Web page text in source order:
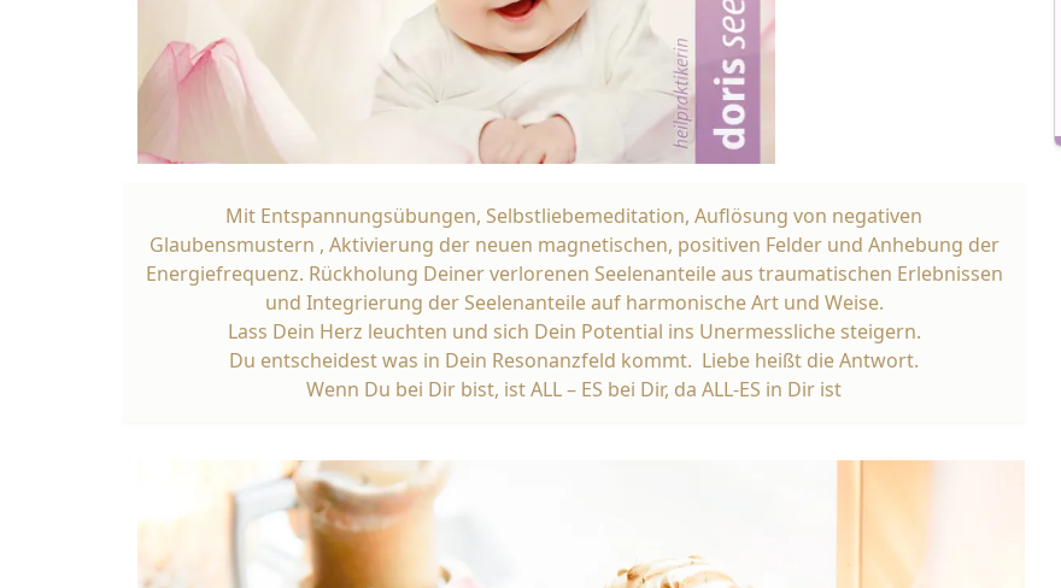
Mit Entspannungsübungen, Selbstliebemeditation, Auflösung von negativen
Glaubensmustern , Aktivierung der neuen magnetischen, positiven Felder und Anhebung der
Energiefrequenz. Rückholung Deiner verlorenen Seelenanteile aus traumatischen Erlebnissen
und Integrierung der Seelenanteile auf harmonische Art und Weise.
Lass Dein Herz leuchten und sich Dein Potential ins Unermessliche steigern.
Du entscheidest was in Dein Resonanzfeld kommt. Liebe heißt die Antwort.
Wenn Du bei Dir bist, ist ALL – ES bei Dir, da ALL-ES in Dir ist